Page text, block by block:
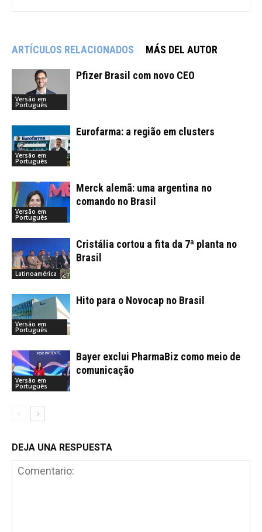
ARTÍCULOS RELACIONADOS MÁS DEL AUTOR
Versão em
Português
Pfizer Brasil com novo CEO
Versão em
Português
Eurofarma: a região em clusters
Versão em
Português
Merck alemã: uma argentina no
comando no Brasil
Latinoamérica
Cristália cortou a fita da 7ª planta no
Brasil
Versão em
Português
Hito para o Novocap no Brasil
Versão em
Português
Bayer exclui PharmaBiz como meio de
comunicação
DEJA UNA RESPUESTA